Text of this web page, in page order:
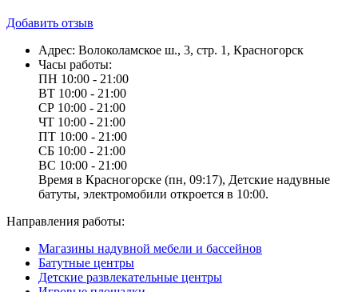
Добавить отзыв
Адрес: Волоколамское ш., 3, стр. 1, Красногорск
Часы работы:
ПН 10:00 - 21:00
ВТ 10:00 - 21:00
СР 10:00 - 21:00
ЧТ 10:00 - 21:00
ПТ 10:00 - 21:00
СБ 10:00 - 21:00
ВС 10:00 - 21:00
Время в Красногорске (пн, 09:17), Детские надувные
батуты, электромобили откроется в 10:00.
Направления работы:
Магазины надувной мебели и бассейнов
Батутные центры
Детские развлекательные центры